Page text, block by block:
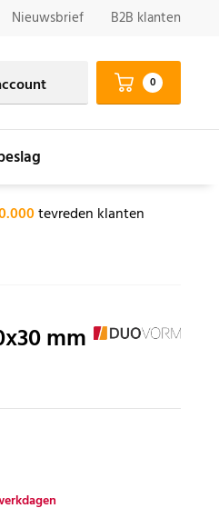
Nieuwsbrief B2B klanten
0
tevreden klanten
mm